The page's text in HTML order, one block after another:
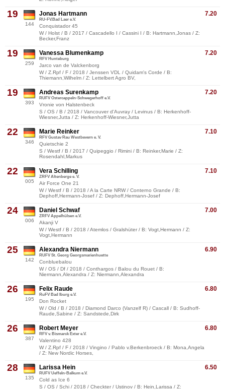
19
144
7.20
Jonas Hartmann
RU-FV.Bad Laer e.V.
Conquistador 45
W / Holst / B / 2017 / Cascadello I / Cassini I / B: Hartmann,Jonas / Z:
Becker,Franz
19
259
7.20
Vanessa Blumenkamp
RFV Hunteburg
Jarco van de Valckenborg
W / Z.Rpf / F / 2018 / Jenssen VDL / Quidam's Corde / B:
Thiemann,Wilhelm / Z: Lettelbert Agro BV,
19
393
7.20
Andreas Surenkamp
RUFV Ostercappeln-Schwegerhoff e.V.
Vronie von Halstenbeck
S / OS / B / 2018 / Vancouver d'Auvray / Levinus / B: Herkenhoff-
Wiesner,Jutta / Z: Herkenhoff-Wiesner,Jutta
22
346
7.10
Marie Reinker
RFV Gustav Rau Westbevern e. V.
Quietschie 2
S / Westf / B / 2017 / Quipeggio / Rimini / B: Reinker,Marie / Z:
Rosendahl,Markus
22
005
7.10
Vera Schilling
ZRFV Altenberge e. V.
Air Force One 21
W / Westf / B / 2018 / A la Carte NRW / Conterno Grande / B:
Dephoff,Hermann-Josef / Z: Dephoff,Hermann-Josef
24
006
7.00
Daniel Schwaf
ZRFV Appelhülsen e.V.
Akanji V
W / Westf / B / 2018 / Atemlos / Gralshüter / B: Vogt,Hermann / Z:
Vogt,Hermann
25
142
6.90
Alexandra Niermann
RUFV St. Georg Georgsmarienhuette
Conbluebalou
W / OS / Df / 2018 / Conthargos / Balou du Rouet / B:
Niermann,Alexandra / Z: Niermann,Alexandra
26
195
6.80
Felix Raude
RuFV Bad Iburg e.V.
Don Rocket
W / Old / B / 2018 / Diamond Darco (Vanzelf R) / Cascall / B: Sudhoff-
Raude,Sabine / Z: Sandstede,Dirk
26
387
6.80
Robert Meyer
RFV v. Bismarck Exter e.V.
Valentino 428
W / Z.Rpf / F / 2018 / Vingino / Pablo v.Berkenbroeck / B: Mona,Angela
/ Z: New Nordic Horses,
28
135
6.50
Larissa Hein
RUFV Ueffeln-Balkum e.V.
Cold as Ice 6
S / OS / Schi / 2018 / Checkter / Ustinov / B: Hein,Larissa / Z: